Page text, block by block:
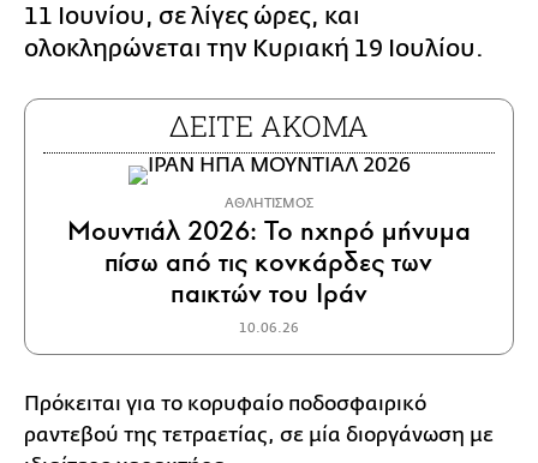
11 Ιουνίου, σε λίγες ώρες, και
ολοκληρώνεται την Κυριακή 19 Ιουλίου.
ΔΕΙΤΕ ΑΚΟΜΑ
ΑΘΛΗΤΙΣΜΟΣ
Μουντιάλ 2026: Το ηχηρό μήνυμα
πίσω από τις κονκάρδες των
παικτών του Ιράν
10.06.26
Πρόκειται για το κορυφαίο ποδοσφαιρικό
ραντεβού της τετραετίας, σε μία διοργάνωση με